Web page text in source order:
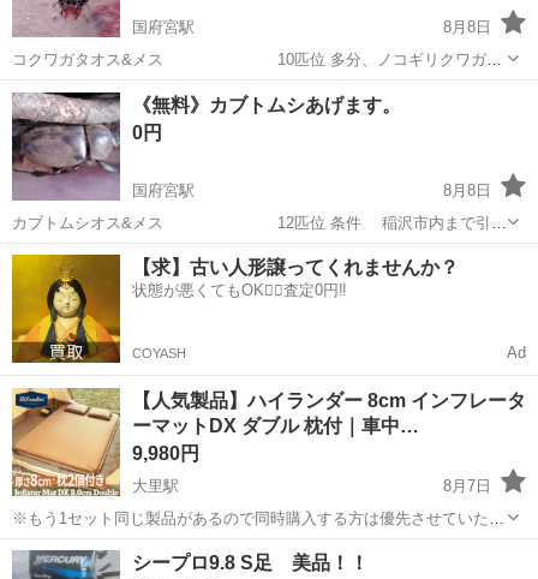
国府宮駅
8月8日
コクワガタオス&メス 10匹位 多分、ノコギリクワガタ
のメスが一匹いると思います。 条件 飼育ケース持参 定型文禁止
転売禁止 稲沢市内まで引き取り可能 子供限定 ※8月9日13:00か
18:00に引...
愛知 稲沢市 国府宮駅 その他 コクワガタ
《無料》カブトムシあげます。
0円
国府宮駅
8月8日
カブトムシオス&メス 12匹位 条件 稲沢市内まで引き
取り可能 転売禁止 定型文禁止 8月9日13:00か18:00来れる方
子供限定 飼育ケース持参《大き目》 ※応募多数の為連絡が無い場合
有ります...
愛知 稲沢市 国府宮駅 その他 カブトムシ
【求】古い人形譲ってくれませんか？
状態が悪くてもOK🙆‍♀️査定0円‼️
COYASH Ad
【人気製品】ハイランダー 8cm インフレータ
ーマットDX ダブル 枕付｜車中…
9,980円
大里駅
8月7日
※もう1セット同じ製品があるので同時購入する方は優先させていただ
きます。 ※人気商品のため、気になる方はお早めにお問い合わせくだ
さい😊 ⸻ 閲覧いただきありがとうございます！ Hilander（ハイラ
愛知 稲沢市 大里駅 その他 インフレーターマット
シープロ9.8 S足 美品！！